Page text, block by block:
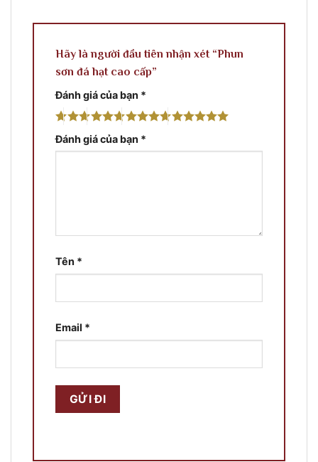
Hãy là người đầu tiên nhận xét “Phun
sơn đá hạt cao cấp”
Đánh giá của bạn *
Đánh giá của bạn *
Tên *
Email *